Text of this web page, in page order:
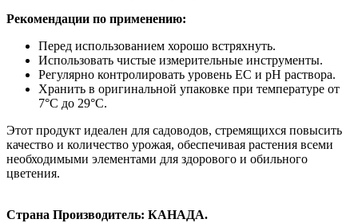
Рекомендации по применению:
Перед использованием хорошо встряхнуть.
Использовать чистые измерительные инструменты.
Регулярно контролировать уровень EC и pH раствора.
Хранить в оригинальной упаковке при температуре от
7°C до 29°C.
Этот продукт идеален для садоводов, стремящихся повысить
качество и количество урожая, обеспечивая растения всеми
необходимыми элементами для здорового и обильного
цветения.
Страна Производитель: КАНАДА.